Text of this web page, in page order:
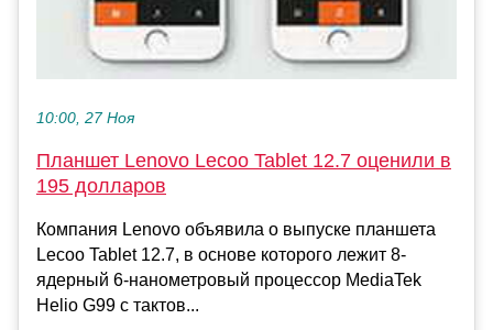
10:00, 27 Ноя
Планшет Lenovo Lecoo Tablet 12.7 оценили в
195 долларов
Компания Lenovo объявила о выпуске планшета
Lecoo Tablet 12.7, в основе которого лежит 8-
ядерный 6-нанометровый процессор MediaTek
Helio G99 с тактов...